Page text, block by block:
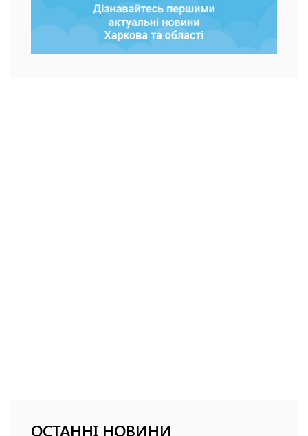
ОСТАННІ НОВИНИ